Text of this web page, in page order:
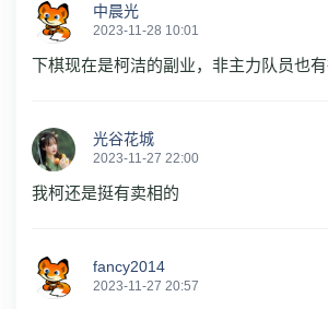
中晨光
2023-11-28 10:01
下棋现在是柯洁的副业，非主力队员也
光谷花城
2023-11-27 22:00
我柯还是挺有卖相的
fancy2014
2023-11-27 20:57